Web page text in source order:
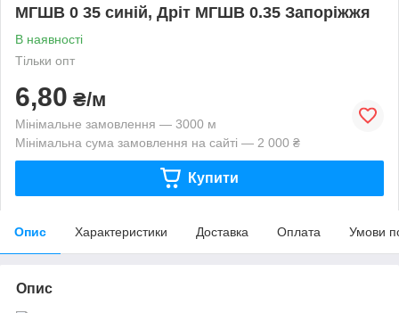
МГШВ 0 35 синій, Дріт МГШВ 0.35 Запоріжжя
В наявності
Тільки опт
6,80 ₴/м
Мінімальне замовлення — 3000 м
Мінімальна сума замовлення на сайті — 2 000 ₴
Купити
Опис Характеристики Доставка Оплата Умови
Опис